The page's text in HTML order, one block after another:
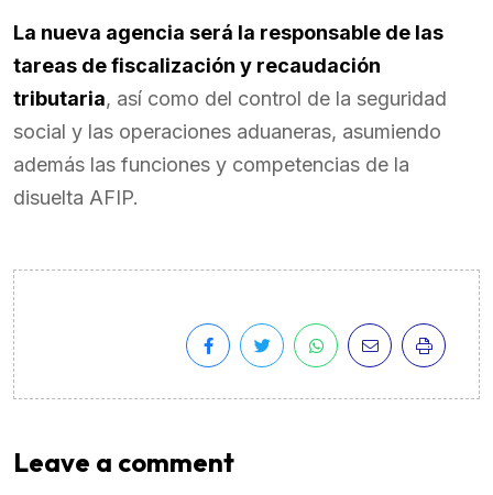
La nueva agencia será la responsable de las
tareas de fiscalización y recaudación
tributaria, así como del control de la seguridad
social y las operaciones aduaneras, asumiendo
además las funciones y competencias de la
disuelta AFIP.
Leave a comment